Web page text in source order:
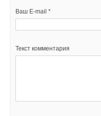
Ваш E-mail *
Текст комментария